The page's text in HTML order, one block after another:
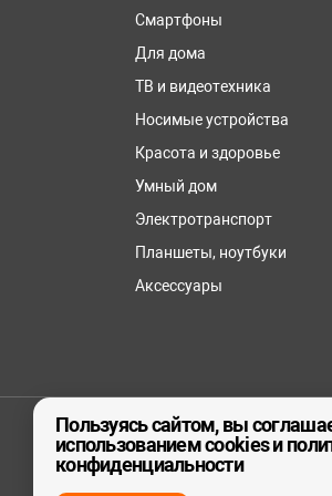
Смартфоны
Для дома
ТВ и видеотехника
Носимые устройства
Красота и здоровье
Умный дом
Электротранспорт
Планшеты, ноутбуки
Аксессуары
© ООО «реСтор», 2026
Пользуясь сайтом, вы
использованием cookies и
конфиденциальности